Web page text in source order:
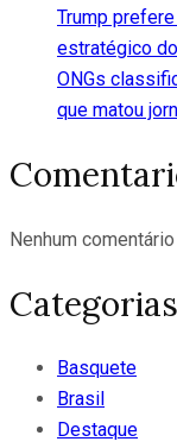
Trump
estratégico
ONGs
que matou
Nenhum
Categorias
Basquete
Brasil
Destaque